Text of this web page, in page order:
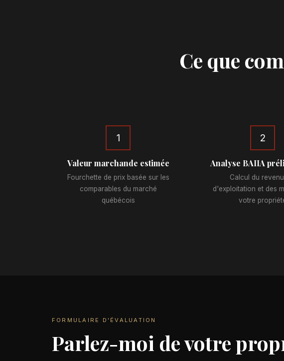
Ce que
1
Valeur marchande estimée
Fourchette de prix basée sur les
comparables du marché
québécois
2
Analyse BAIIA
Calcul du
d'exploitation et des
votre
FORMULAIRE D'ÉVALUATION
Parlez-moi de votre